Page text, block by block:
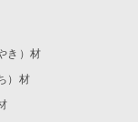
き）材
）材